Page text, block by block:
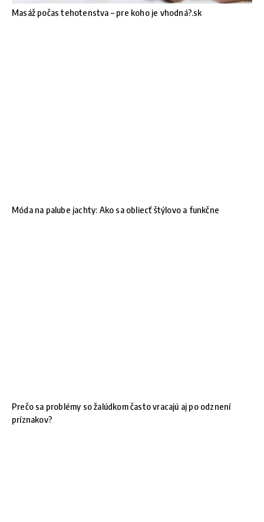
Masáž počas tehotenstva – pre koho je vhodná?.sk
Móda na palube jachty: Ako sa obliecť štýlovo a funkčne
Prečo sa problémy so žalúdkom často vracajú aj po odznení
príznakov?